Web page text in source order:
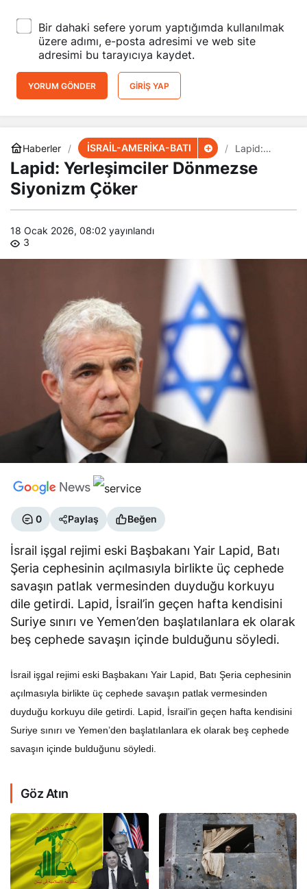
Bir dahaki sefere yorum yaptığımda kullanılmak
üzere adımı, e-posta adresimi ve web site
adresimi bu tarayıcıya kaydet.
YORUM GÖNDER GIRIŞ YAP
Haberler İSRAİL-AMERİKA-BATI
Lapid:
r Dönmezse
Lapid: Yerleşimciler Dönmezse
Siyonizm Çöker
18 Ocak 2026, 08:02 yayınlandı
3
0 Paylaş Beğen
İsrail işgal rejimi eski Başbakanı Yair Lapid, Batı
Şeria cephesinin açılmasıyla birlikte üç cephede
savaşın patlak vermesinden duyduğu korkuyu
dile getirdi. Lapid, İsrail’in geçen hafta kendisini
Suriye sınırı ve Yemen’den başlatılanlara ek olarak
beş cephede savaşın içinde bulduğunu söyledi.
İsrail işgal rejimi eski Başbakanı Yair Lapid, Batı Şeria cephesinin
açılmasıyla birlikte üç cephede savaşın patlak vermesinden
duyduğu korkuyu dile getirdi. Lapid, İsrail’in geçen hafta kendisini
Suriye sınırı ve Yemen’den başlatılanlara ek olarak beş cephede
savaşın içinde bulduğunu söyledi.
Göz Atın